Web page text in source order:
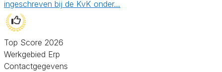
ingeschreven bij de KvK onder…
Top Score 2026
Werkgebied Erp
Contactgegevens